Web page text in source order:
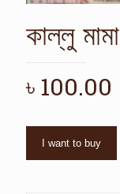
কাল্লু মামা
৳ 100.00
I want to buy